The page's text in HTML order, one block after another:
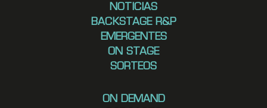
NOTICIAS
BACKSTAGE R&P
EMERGENTES
ON STAGE
SORTEOS
ON DEMAND